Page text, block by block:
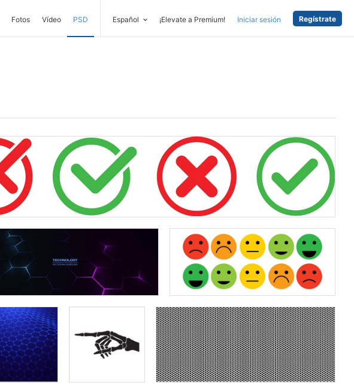
Fotos Vídeo PSD Español ¡Elevate a Premium! Iniciar sesión Regístrate